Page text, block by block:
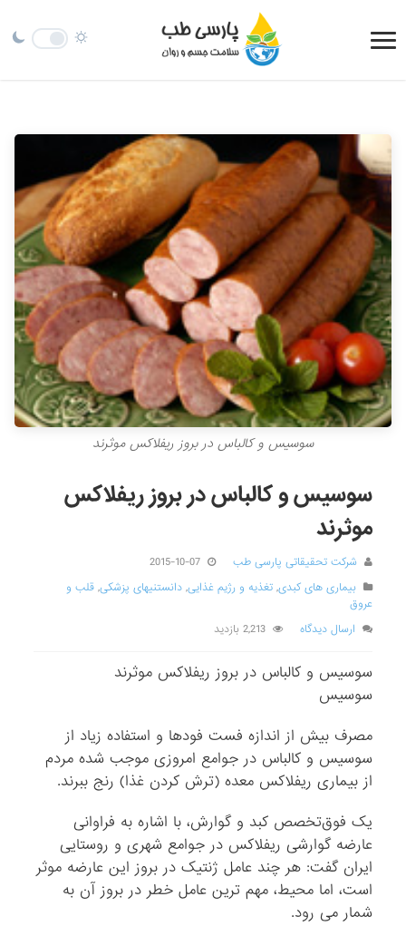
سوسیس و كالباس در بروز ریفلاكس موثرند
سوسیس و کالباس در بروز ریفلاکس
موثرند
شرکت تحقیقاتی پارسی طب
2015-10-07
بیماری های کبدی,تغذیه و رژیم غذایی,دانستنیهای پزشکی,قلب و
عروق
ارسال دیدگاه
2,213 بازدید
سوسیس و کالباس در بروز ریفلاکس موثرند
سوسیس
مصرف بیش از اندازه فست ‌فودها و استفاده زیاد از
سوسیس و کالباس در جوامع امروزی موجب شده مردم
از بیماری ریفلاکس معده (ترش کردن غذا) رنج ببرند.
یک فوق‌تخصص کبد و گوارش، با اشاره به فراوانی
عارضه گوارشی ریفلاکس در جوامع شهری و روستایی
ایران گفت: هر چند عامل ژنتیک در بروز این عارضه موثر
است، اما محیط، مهم ‌ترین عامل خطر در بروز آن به
شمار می ‌رود.